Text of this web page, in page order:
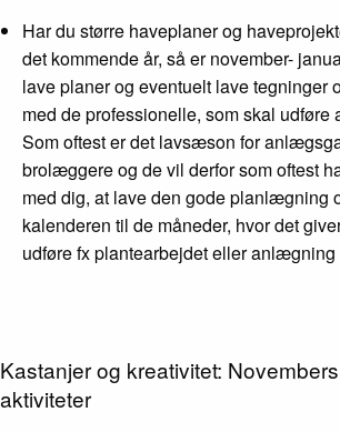
Har du større haveplaner og
det kommende år, så er november-
lave planer og eventuelt lave tegninger
med de professionelle, som skal udføre
Som oftest er det lavsæson for
brolæggere og de vil derfor som oftest
med dig, at lave den gode planlægning
kalenderen til de måneder, hvor det
udføre fx plantearbejdet eller
Kastanjer og kreativitet:
aktiviteter